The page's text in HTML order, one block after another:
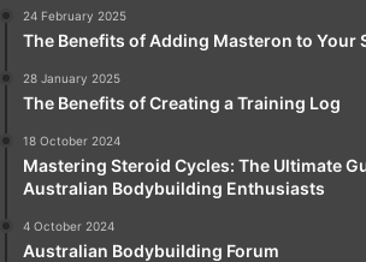
24 February 2025
The Benefits of Adding Masteron to Your
28 January 2025
The Benefits of Creating a Training Log
18 October 2024
Mastering Steroid Cycles: The Ultimate
Australian Bodybuilding Enthusiasts
4 October 2024
Australian Bodybuilding Forum